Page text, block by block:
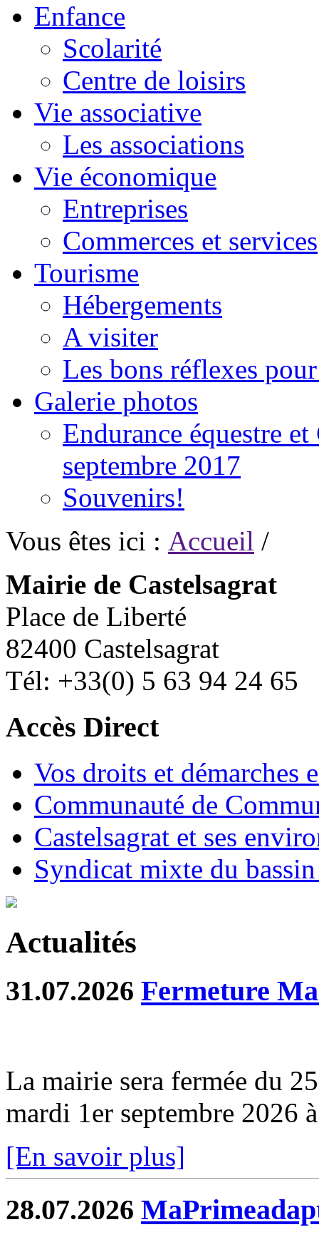
Enfance
Scolarité
Centre de loisirs
Vie associative
Les associations
Vie économique
Entreprises
Commerces et services
Tourisme
Hébergements
A visiter
Les bons réflexes
Galerie photos
Endurance équestre
septembre 2017
Souvenirs!
Vous êtes ici : Accueil /
Mairie de Castelsagrat
Place de Liberté
82400 Castelsagrat
Tél: +33(0) 5 63 94 24 65
Accès Direct
Vos droits et démarches
Communauté de
Castelsagrat et ses
Syndicat mixte du
Actualités
31.07.2026 Fermeture
La mairie sera fermée du
mardi 1er septembre 2026
[En savoir plus]
28.07.2026